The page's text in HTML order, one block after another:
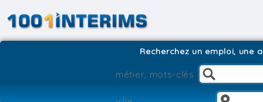
Recherchez un emploi, une